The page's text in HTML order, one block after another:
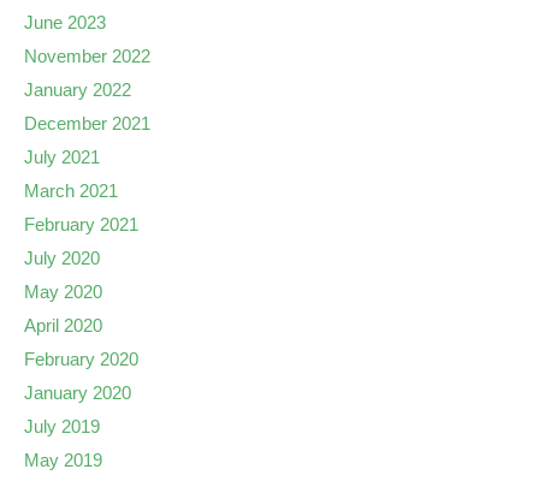
June 2023
November 2022
January 2022
December 2021
July 2021
March 2021
February 2021
July 2020
May 2020
April 2020
February 2020
January 2020
July 2019
May 2019